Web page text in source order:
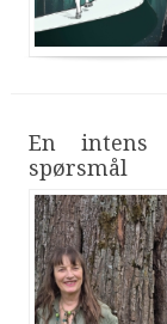
En intens
spørsmål